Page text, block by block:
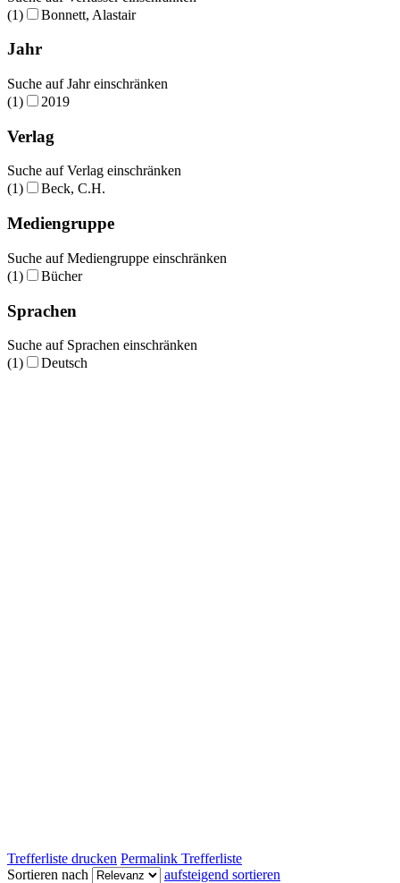
(1)
Bonnett, Alastair
Jahr
Suche auf Jahr einschränken
(1)
2019
Verlag
Suche auf Verlag einschränken
(1)
Beck, C.H.
Mediengruppe
Suche auf Mediengruppe einschränken
(1)
Bücher
Sprachen
Suche auf Sprachen einschränken
(1)
Deutsch
Trefferliste drucken Permalink Trefferliste
Sortieren nach
aufsteigend sortieren